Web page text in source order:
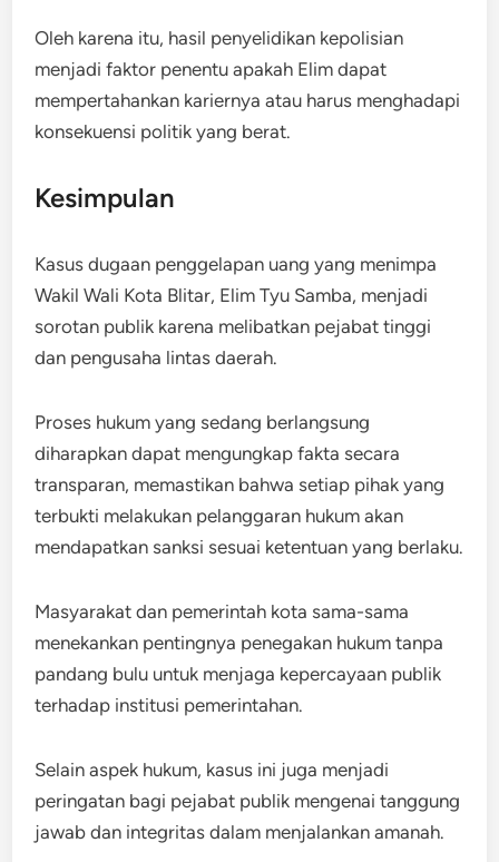
Oleh karena itu, hasil penyelidikan kepolisian
menjadi faktor penentu apakah Elim dapat
mempertahankan kariernya atau harus menghadapi
konsekuensi politik yang berat.
Kesimpulan
Kasus dugaan penggelapan uang yang menimpa
Wakil Wali Kota Blitar, Elim Tyu Samba, menjadi
sorotan publik karena melibatkan pejabat tinggi
dan pengusaha lintas daerah.
Proses hukum yang sedang berlangsung
diharapkan dapat mengungkap fakta secara
transparan, memastikan bahwa setiap pihak yang
terbukti melakukan pelanggaran hukum akan
mendapatkan sanksi sesuai ketentuan yang berlaku.
Masyarakat dan pemerintah kota sama-sama
menekankan pentingnya penegakan hukum tanpa
pandang bulu untuk menjaga kepercayaan publik
terhadap institusi pemerintahan.
Selain aspek hukum, kasus ini juga menjadi
peringatan bagi pejabat publik mengenai tanggung
jawab dan integritas dalam menjalankan amanah.